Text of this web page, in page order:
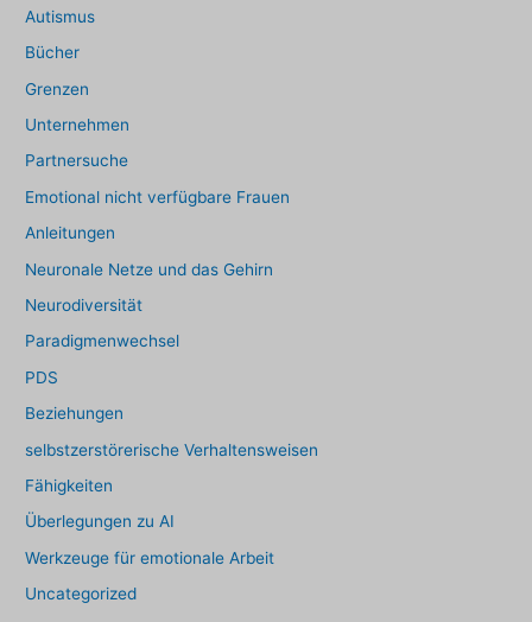
Autismus
Bücher
Grenzen
Unternehmen
Partnersuche
Emotional nicht verfügbare Frauen
Anleitungen
Neuronale Netze und das Gehirn
Neurodiversität
Paradigmenwechsel
PDS
Beziehungen
selbstzerstörerische Verhaltensweisen
Fähigkeiten
Überlegungen zu AI
Werkzeuge für emotionale Arbeit
Uncategorized